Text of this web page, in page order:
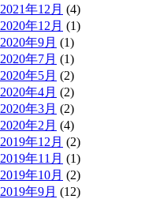
2021年12月 (4)
2020年12月 (1)
2020年9月 (1)
2020年7月 (1)
2020年5月 (2)
2020年4月 (2)
2020年3月 (2)
2020年2月 (4)
2019年12月 (2)
2019年11月 (1)
2019年10月 (2)
2019年9月 (12)